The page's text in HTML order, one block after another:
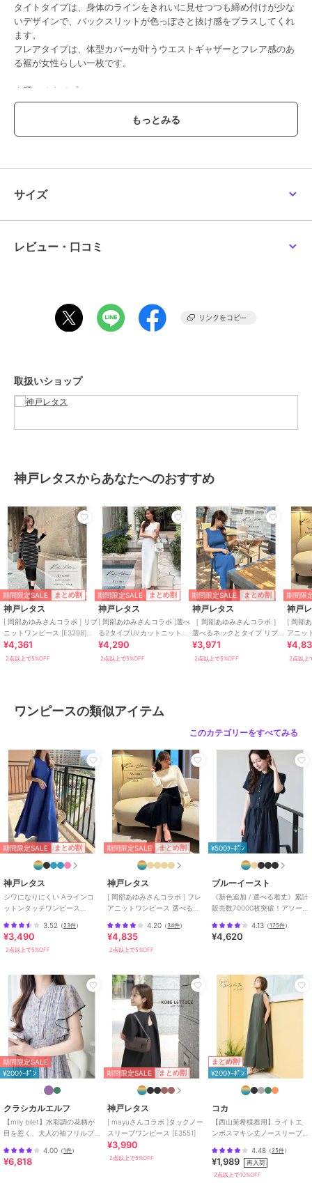
タイトタイプは、身体のラインをきれいに見せつつも締め付けが少な
いデザインで、バックスリットが色っぽさと抜け感をプラスしてくれ
ます。
フレアタイプは、体型カバーが叶うウエストギャザーとフレア感のあ
る裾が女性らしい一枚です。
★選べるタイプ
＞5分袖フレア
＞タイト（無くなり次第終了予定）
伸縮性がよく、ドライタッチな質感でストレスフリーな着心地の良さ
が嬉しいポイント。
【S5分袖】
ヒップ幅 55
【Sノースリーブ】
裾幅 83
【M5分袖】
着丈 119
肩幅 30
身幅 36.5
ウエスト幅 31.5
ヒップ幅 57.5
裾幅 83
袖丈 27.5
袖幅 15
袖口幅 11
身幅 36.5
裾幅 83
袖口幅 20
【Sタイト】
着丈 119
肩幅 29
身幅 34
ウエスト幅 32
ヒップ幅 41
裾幅 40.5
袖丈 27.5
袖幅 14
袖口幅 10
【Mタイト】
肩幅 30
身幅 36.5
ウエスト幅 34.5
ヒップ幅 43.5
裾幅 43
袖丈 27.5
袖幅 15
袖口幅 11#コウベレタス
期間限定セール開催中
ブランド 神戸レタス
サイズ
レビュー・口コミ
取扱いショップ
神戸レタスからあなたへのおすすめ
期間限定SALE まとめ割
神戸レタス
[ 岡部あゆみさんコラボ ] リブ
ニットワンピース [E3298]
（ボートネック・Vネック）
¥4,361
2点以上で5%OFF
期間限定SALE まとめ割
神戸レタス
[ 岡部あゆみさんコラボ ]選べ
る2タイプUVカットニットワ
ンピース [E3564]
¥4,290
2点以上で5%OFF
期間限定SALE まとめ割
神戸レタス
［ 岡部あゆみさんコラボ ］
選べるネックとタイプ リブニ
ットノースリーブワンピース
[E3004]
¥3,971
2点以上で5%OFF
期間限
神戸
[ 岡部
アニッ
丈・選
2点以上
ワンピースの類似アイテム
このカテゴリーをすべてみる
期間限定SALE まとめ割
神戸レタス
シワになりにくい Aラインコ
ットンタッチワンピース
3.52 （23件）
¥3,490
2点以上で5%OFF
期間限定SALE まとめ割
神戸レタス
[ 岡部あゆみさんコラボ ] フレ
アニットワンピース 選べる
4.20 （34件）
¥4,835
2点以上で5%OFF
¥500ｸｰﾎﾟﾝ
ブルーイースト
《新色追加 / 選べる着丈》累計
販売数70000枚突破！アソー
4.13（175件）
¥4,620
期間限定SALE
¥200ｸｰﾎﾟﾝ
クラシカルエルフ
【mily bilet】水彩調の花柄が
目を惹く、大人の袖フリルプ
4.00 （1件）
¥6,818
期間限定SALE まとめ割
神戸レタス
[ mayuさんコラボ ]タックノー
スリーブワンピース [E3551]
¥3,990
2点以上で5%OFF
まとめ割
¥200ｸｰﾎﾟﾝ
コカ
【西山茉希様着用】ライトエ
ンボスマキシ丈ノースリーブ
にくい・速乾
4.48（25件）
¥1,989 再入荷
2点以上で10%OFF